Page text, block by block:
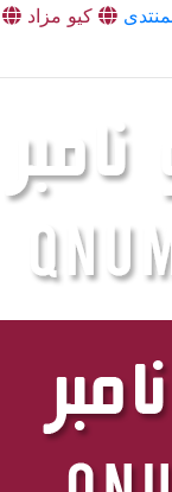
كيو مزاد